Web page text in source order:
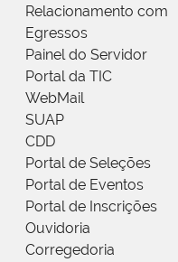
Relacionamento com
Egressos
Painel do Servidor
Portal da TIC
WebMail
SUAP
CDD
Portal de Seleções
Portal de Eventos
Portal de Inscrições
Ouvidoria
Corregedoria